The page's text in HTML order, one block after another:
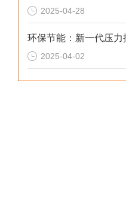
2025-04-28
2025-04-02